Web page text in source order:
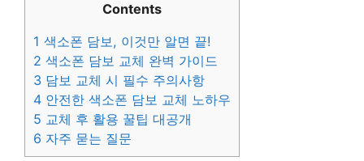
Contents
1 색소폰 담보, 이것만 알면 끝!
2 색소폰 담보 교체 완벽 가이드
3 담보 교체 시 필수 주의사항
4 안전한 색소폰 담보 교체 노하우
5 교체 후 활용 꿀팁 대공개
6 자주 묻는 질문